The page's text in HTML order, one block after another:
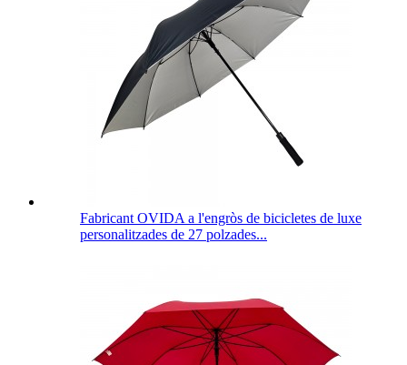
Fabricant OVIDA a l'engròs de bicicletes de luxe
personalitzades de 27 polzades...